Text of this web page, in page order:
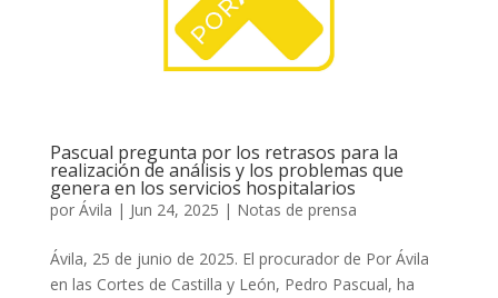
Pascual pregunta por los retrasos para la
realización de análisis y los problemas que
genera en los servicios hospitalarios
por Ávila | Jun 24, 2025 | Notas de prensa
Ávila, 25 de junio de 2025. El procurador de Por Ávila
en las Cortes de Castilla y León, Pedro Pascual, ha